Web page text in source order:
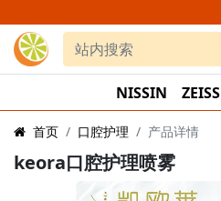
NISSIN ZEISS
首页 口腔护理 产品详情
keora口腔护理喷雾